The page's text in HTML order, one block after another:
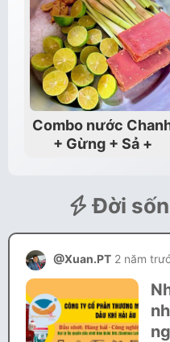
Combo nước
+ Gừng + Sả +
Đời
@Xuan.PT 2 năm